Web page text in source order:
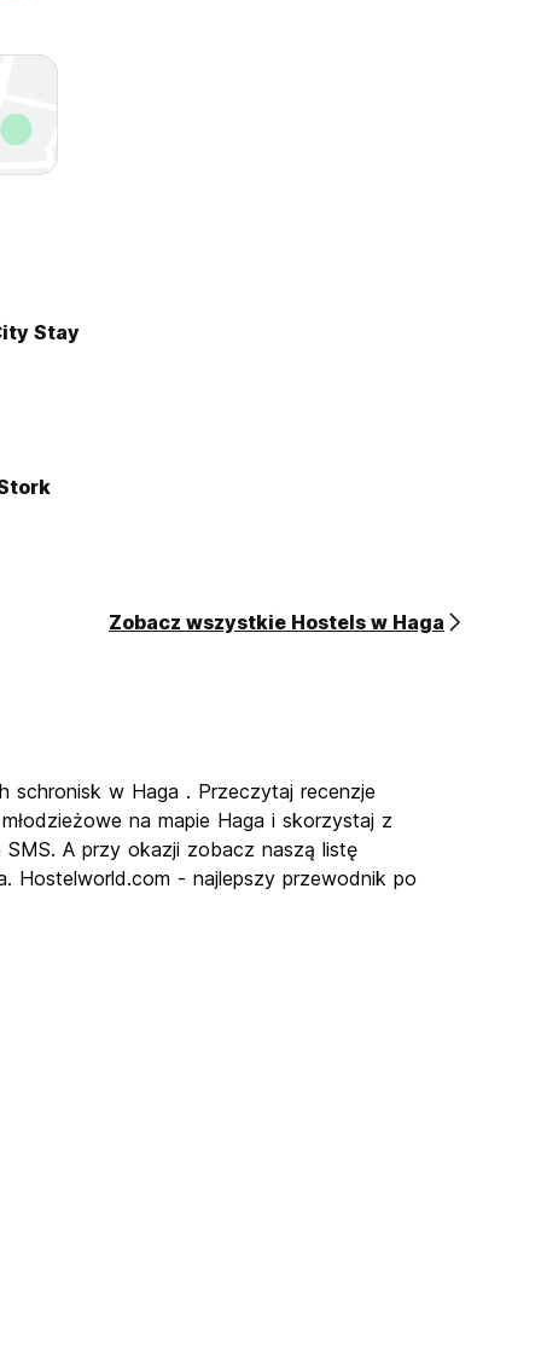
Stay
Zobacz wszystkie Hostels w Haga
schronisk w Haga . Przeczytaj recenzje
na mapie Haga i skorzystaj z
A przy okazji zobacz naszą listę
Hostelworld.com - najlepszy przewodnik po